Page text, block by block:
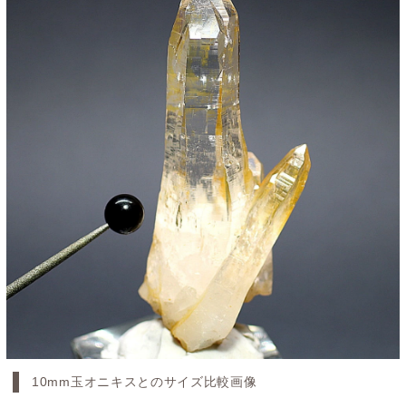
10mm玉オニキスとのサイズ比較画像